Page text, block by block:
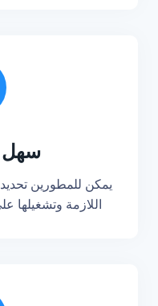
سهل
يمكن للمطورين
اللازمة وتشغيلها